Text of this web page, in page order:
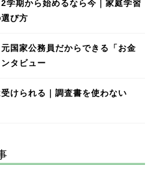
学期から始めるなら今｜家庭学習
び方
国家公務員だからできる「お金
タビュー
けられる｜調査書を使わない